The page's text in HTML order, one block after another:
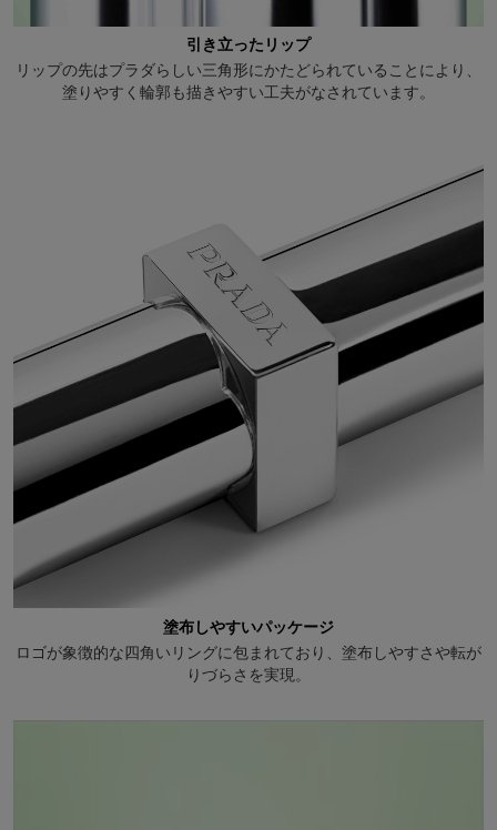
引き立ったリップ
リップの先はプラダらしい三角形にかたどられていることにより、
塗りやすく輪郭も描きやすい工夫がなされています。
塗布しやすいパッケージ
ロゴが象徴的な四角いリングに包まれており、塗布しやすさや転が
りづらさを実現。